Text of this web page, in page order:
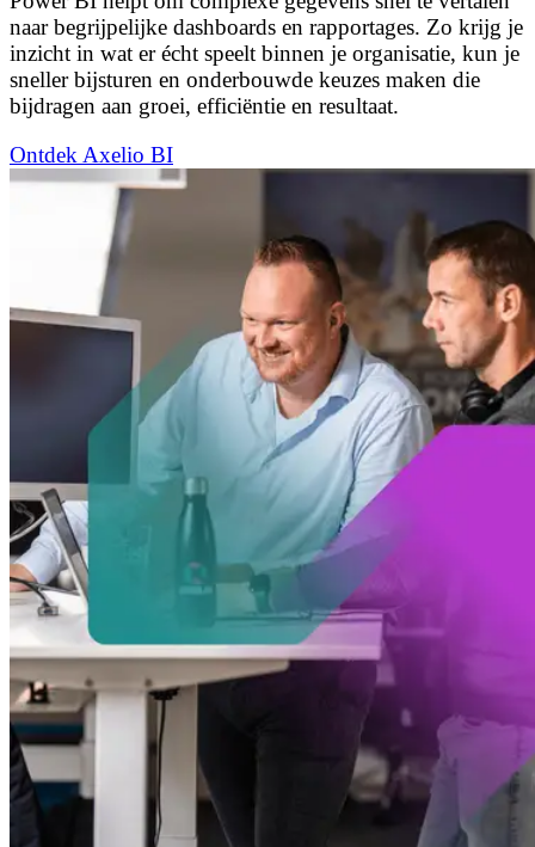
naar begrijpelijke dashboards en rapportages. Zo krijg je
inzicht in wat er écht speelt binnen je organisatie, kun je
sneller bijsturen en onderbouwde keuzes maken die
bijdragen aan groei, efficiëntie en resultaat.
Ontdek Axelio BI